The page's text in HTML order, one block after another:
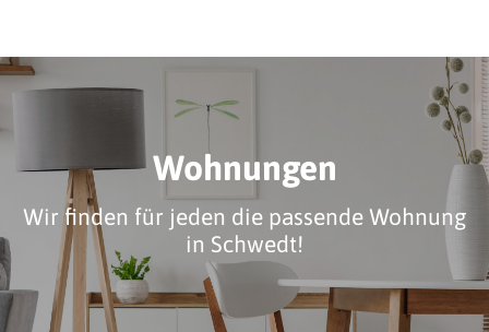
Wohnungen
Wir finden für jeden die passende Wohnung
in Schwedt!